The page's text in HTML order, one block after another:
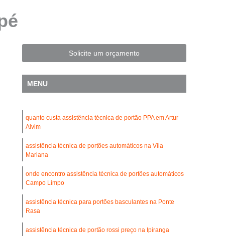
Automatização de Portão Residencial
Automatização para Portão de Correr
Conserto Motor Portão Automático
Conserto de Motor de Portão Automático
Conserto de Portão Automático
Automático Basculante
Automático Pivotante Duplo
Solicite um orçamento
MENU
quanto custa assistência técnica de portão PPA em Artur
Alvim
assistência técnica de portões automáticos na Vila
Mariana
onde encontro assistência técnica de portões automáticos
Campo Limpo
assistência técnica para portões basculantes na Ponte
Rasa
assistência técnica de portão rossi preço na Ipiranga